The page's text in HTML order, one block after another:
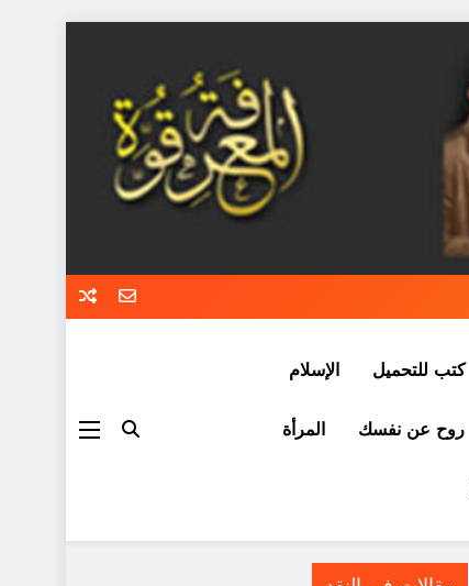
كتب للتحميل الإسلام
روح عن نفسك المرأة